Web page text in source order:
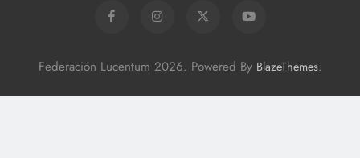
Federación Lucentum 2026. Powered By BlazeThemes.